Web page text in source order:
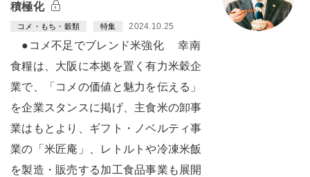
積極化
コメ・もち・穀類 特集 2024.10.25
●コメ不足でブレンド米強化 幸南
食糧は、大阪に本拠を置く有力米穀企
業で、「コメの価値と魅力を伝える」
を企業スタンスに掲げ、主食米の卸事
業はもとより、ギフト・ノベルティ事
業の「米匠庵」、レトルトや冷凍米飯
を製造・販売する加工食品事業も展開